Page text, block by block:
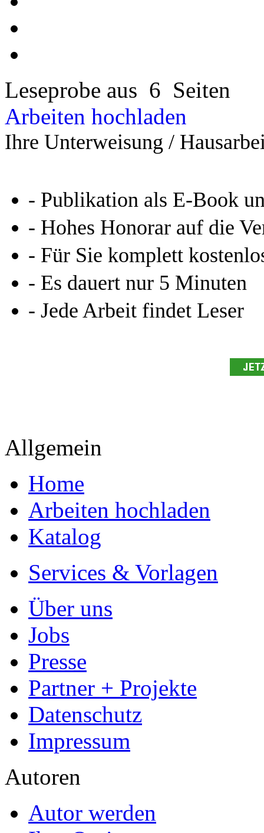
Leseprobe aus 6 Seiten
Arbeiten hochladen
Ihre Unterweisung /
- Hohes Honorar auf die
- Jede Arbeit findet Leser
Allgemein
Home
Arbeiten hochladen
Katalog
Services & Vorlagen
Über uns
Jobs
Partner + Projekte